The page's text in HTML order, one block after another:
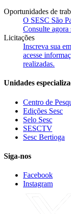
Oportunidades de
O SESC São
Consulte agora
Licitações
Inscreva sua
acesse
realizadas.
Unidades
Centro de
Edições Sesc
Selo Sesc
SESCTV
Sesc Bertioga
Siga-nos
Facebook
Instagram